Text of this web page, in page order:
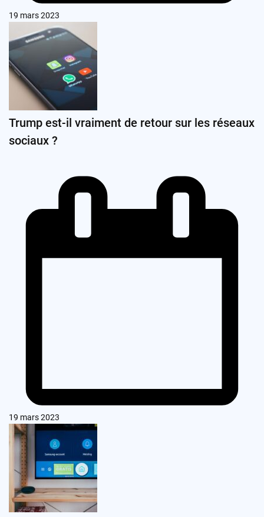
19 mars 2023
Trump est-il vraiment de retour sur les réseaux
sociaux ?
19 mars 2023